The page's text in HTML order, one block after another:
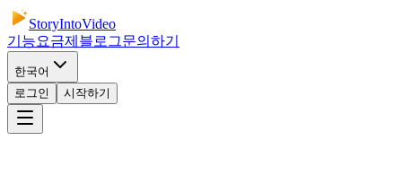
StoryIntoVideo
기능요금제 블로그문의하기
한국어
로그인
시작하기